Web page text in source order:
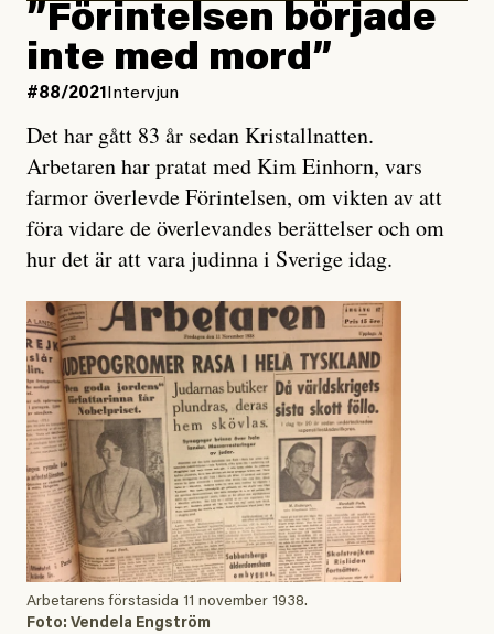
”Förintelsen började
inte med mord”
#88/2021Intervjun
Det har gått 83 år sedan Kristallnatten.
Arbetaren har pratat med Kim Einhorn, vars
farmor överlevde Förintelsen, om vikten av att
föra vidare de överlevandes berättelser och om
hur det är att vara judinna i Sverige idag.
Arbetarens förstasida 11 november 1938.
Foto: Vendela Engström